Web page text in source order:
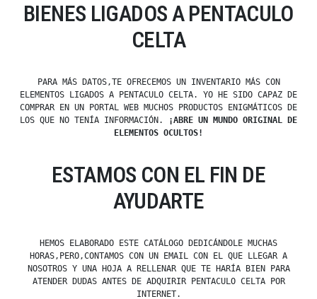
BIENES LIGADOS A PENTACULO
CELTA
PARA MÁS DATOS,TE OFRECEMOS UN INVENTARIO MÁS CON
ELEMENTOS LIGADOS A PENTACULO CELTA. YO HE SIDO CAPAZ DE
COMPRAR EN UN PORTAL WEB MUCHOS PRODUCTOS ENIGMÁTICOS DE
LOS QUE NO TENÍA INFORMACIÓN.
¡ABRE UN MUNDO ORIGINAL DE
ELEMENTOS OCULTOS!
ESTAMOS CON EL FIN DE
AYUDARTE
HEMOS ELABORADO ESTE CATÁLOGO DEDICÁNDOLE MUCHAS
HORAS,PERO,CONTAMOS CON UN EMAIL CON EL QUE LLEGAR A
NOSOTROS Y UNA HOJA A RELLENAR QUE TE HARÍA BIEN PARA
ATENDER DUDAS ANTES DE ADQUIRIR PENTACULO CELTA POR
INTERNET.